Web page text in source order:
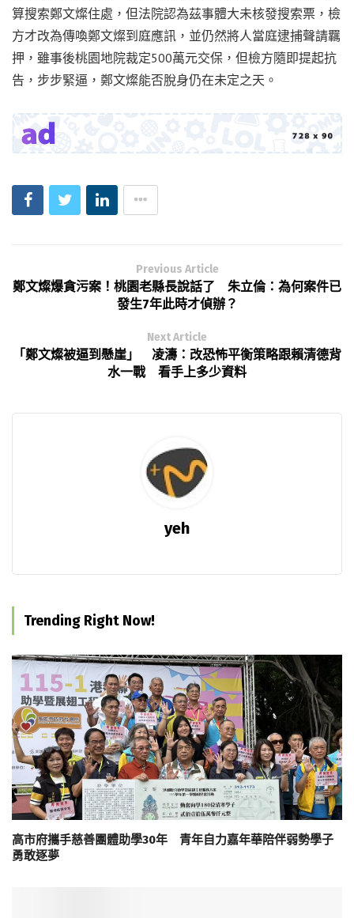
算搜索鄭文燦住處，但法院認為茲事體大未核發搜索票，檢
方才改為傳喚鄭文燦到庭應訊，並仍然將人當庭逮捕聲請羈
押，雖事後桃園地院裁定500萬元交保，但檢方隨即提起抗
告，步步緊逼，鄭文燦能否脫身仍在未定之天。
Previous Article
鄭文燦爆貪污案！桃園老縣長說話了 朱立倫：為何案件已
發生7年此時才偵辦？
Next Article
「鄭文燦被逼到懸崖」 凌濤：改恐怖平衡策略跟賴清德背
水一戰 看手上多少資料
yeh
Trending Right Now!
高市府攜手慈善團體助學30年 青年自力嘉年華陪伴弱勢學子
勇敢逐夢